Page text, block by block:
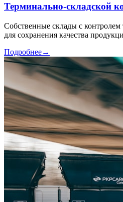
Терминально-складской
Собственные склады с
для сохранения качества
Подробнее→